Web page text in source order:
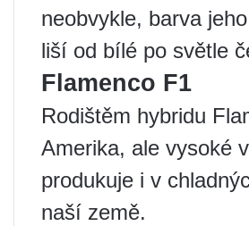
neobvykle, barva
liší od bílé po světle
Flamenco F1
Rodištěm hybridu
Amerika, ale vysoké
produkuje i v
naší země.